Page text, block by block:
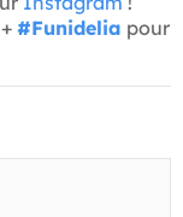
#Funidelia pour